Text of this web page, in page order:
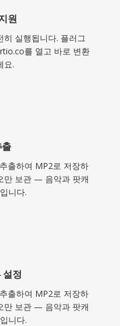
원
히 실행됩니다. 플러그
를 열고 바로 변환
요.
출하여 MP2로 저장하
만 보관 — 음악과 팟캐
니다.
설정
출하여 MP2로 저장하
만 보관 — 음악과 팟캐
니다.